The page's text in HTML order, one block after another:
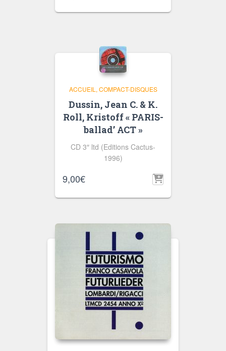
ACCUEIL COMPACT-DISQUES
Dussin, Jean C. & K.
Roll, Kristoff « PARIS-
ballad’ ACT »
CD 3″ ltd (Editions Cactus-
1996)
9,00€